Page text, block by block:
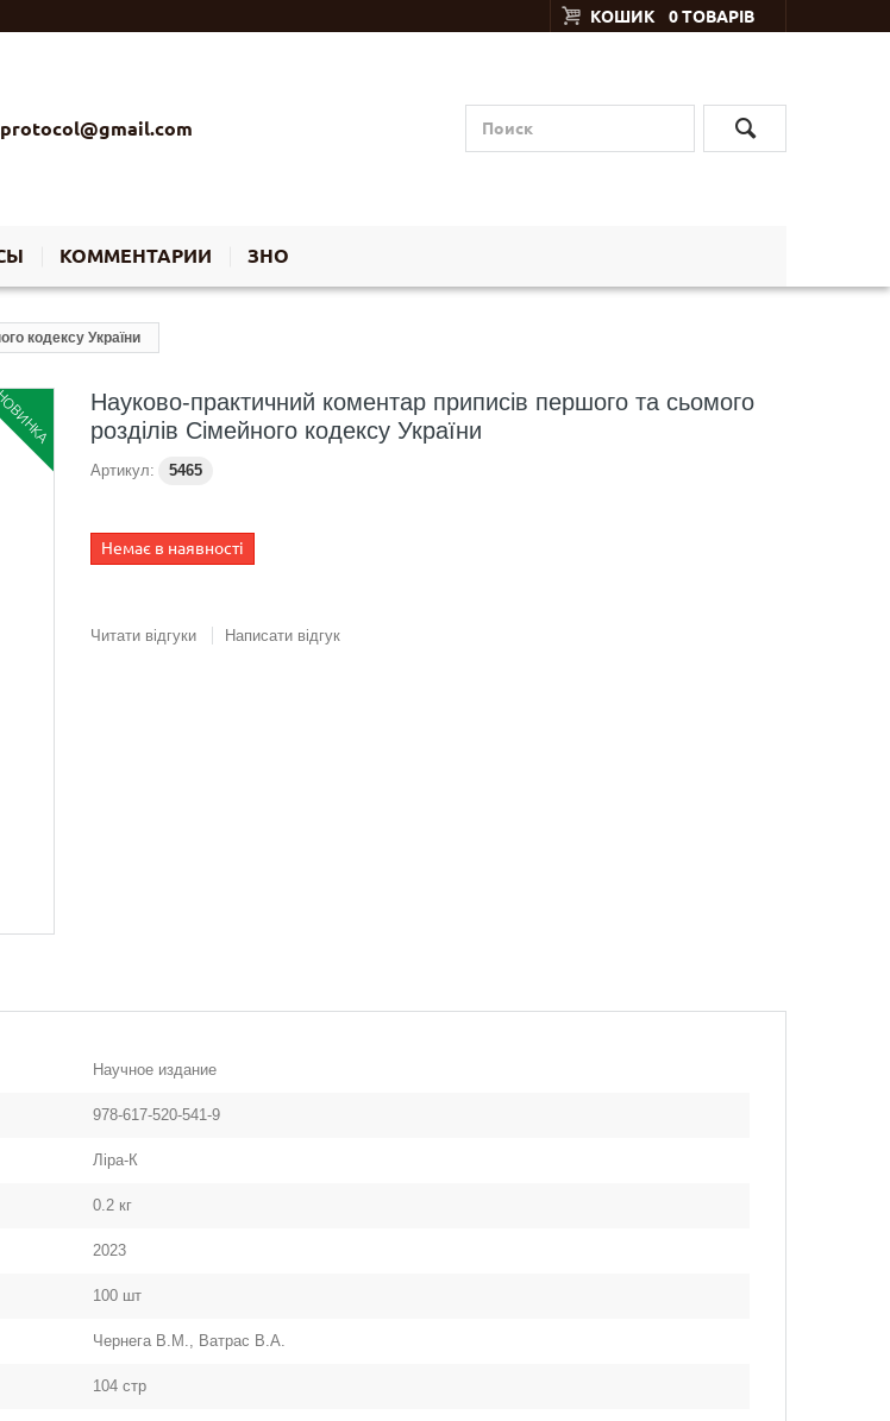
КОШИК 0 ТОВАРІВ
КОММЕНТАРИИ ЗНО
кодексу України
Науково-практичний коментар приписів першого та сьомого
розділів Сімейного кодексу України
Артикул: 5465
Немає в наявності
Читати відгуки Написати відгук
Научное издание
978-617-520-541-9
Ліра-К
0.2 кг
2023
100 шт
Чернега В.М., Ватрас В.А.
104 стр